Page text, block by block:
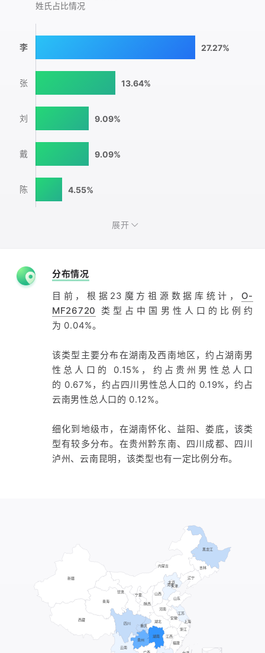
姓氏占比情况
27.27%
李
13.64%
张
9.09%
刘
9.09%
戴
4.55%
陈
展开
分布情况
目前，根据23魔方祖源数据库统计， O-
MF26720
类型占中国男性人口的比例约
为 0.04%。
该类型主要分布在湖南及西南地区，约占湖南男
性总人口的 0.15%，约占贵州男性总人口
的 0.67%，约占四川男性总人口的 0.19%，约占
云南男性总人口的 0.12%。
细化到地级市，在湖南怀化、益阳、娄底，该类
型有较多分布。在贵州黔东南、四川成都、四川
泸州、云南昆明，该类型也有一定比例分布。